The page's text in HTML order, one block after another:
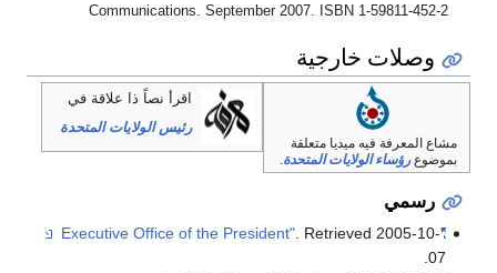
Communications. September 2007. ISBN 1-59811-452-2
وصلات خارجية
اقرأ نصاً ذا علاقة في
رئيس الولايات المتحدة
مشاع المعرفة فيه ميديا متعلقة
بموضوعرؤساء الولايات المتحدة.
رسمي
"Executive Office of the President"
. Retrieved 2005-10-
07
.